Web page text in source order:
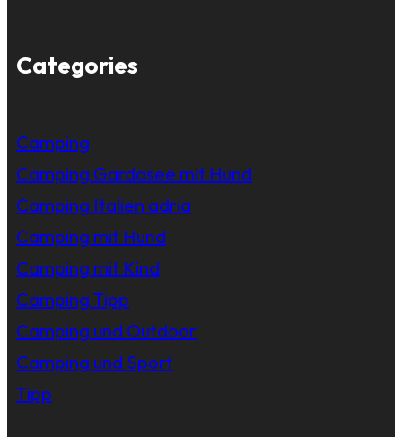
Categories
Camping
Camping Gardasee mit Hund
Camping Italien adria
Camping mit Hund
Camping mit Kind
Camping Tipp
Camping und Outdoor
Camping und Sport
Tipp